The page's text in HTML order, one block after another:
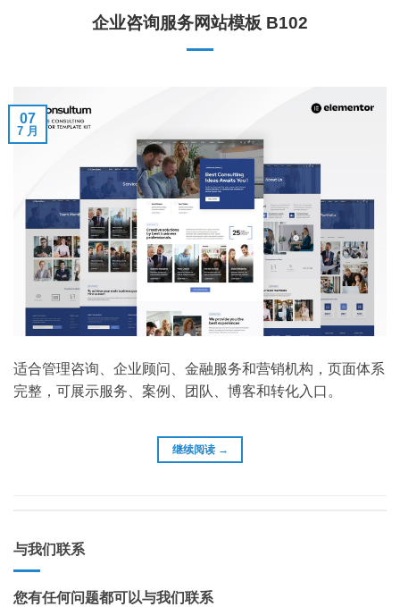
企业咨询服务网站模板 B102
07
7 月
适合管理咨询、企业顾问、金融服务和营销机构，页面体系
完整，可展示服务、案例、团队、博客和转化入口。
继续阅读 →
与我们联系
您有任何问题都可以与我们联系